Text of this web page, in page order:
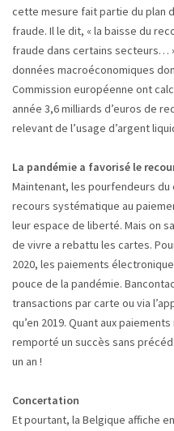
cette mesure fait partie du plan
fraude. Il le dit, « la baisse du
fraude dans certains secteurs…
données macroéconomiques
Commission européenne ont
année 3,6 milliards d’euros de
relevant de l’usage d’argent
La pandémie a favorisé le
Maintenant, les pourfendeurs
recours systématique au
leur espace de liberté. Mais on
de vivre a rebattu les cartes.
2020, les paiements
pouce de la pandémie.
transactions par carte ou via
qu’en 2019. Quant aux
remporté un succès sans
un an !
Concertation
Et pourtant, la Belgique affiche